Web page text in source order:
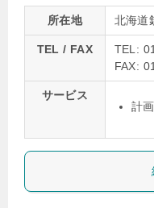
所在地 北海道
TEL / FAX
TEL:
FAX:
サービス
計